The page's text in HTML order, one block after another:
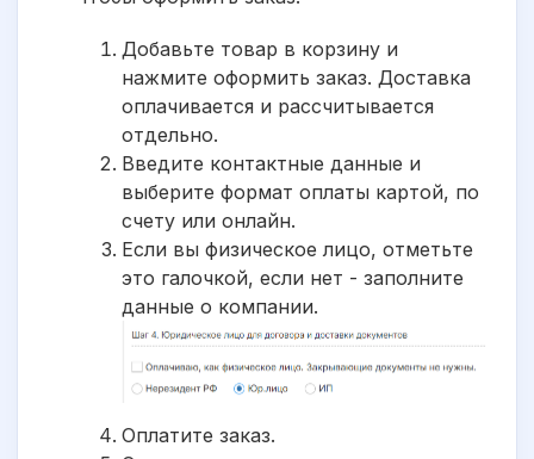
Добавьте товар в корзину и
нажмите оформить заказ. Доставка
оплачивается и рассчитывается
отдельно.
Введите контактные данные и
выберите формат оплаты картой, по
счету или онлайн.
Если вы физическое лицо, отметьте
это галочкой, если нет - заполните
данные о компании.
Оплатите заказ.